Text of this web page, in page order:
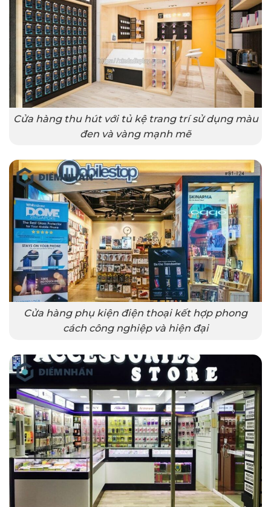
Cửa hàng thu hút với tủ kệ trang trí sử dụng màu
đen và vàng mạnh mẽ
Cửa hàng phụ kiện điện thoại kết hợp phong
cách công nghiệp và hiện đại